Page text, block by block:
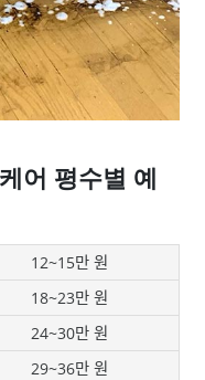
어 평수별 예
12~15만 원
18~23만 원
24~30만 원
29~36만 원